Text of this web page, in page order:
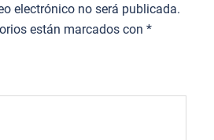
electrónico no será publicada.
están marcados con *